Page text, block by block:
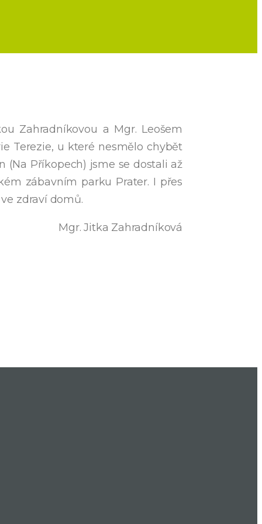
Zahradníkovou a Mgr. Leošem
Terezie, u které nesmělo chybět
(Na Příkopech) jsme se dostali až
zábavním parku Prater. I přes
zdraví domů.
Mgr. Jitka Zahradníková